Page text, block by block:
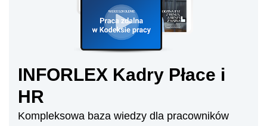
INFORLEX Kadry Płace i
HR
Kompleksowa baza wiedzy dla pracowników